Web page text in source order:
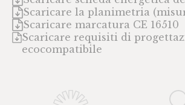
Scaricare la planimetria
Scaricare marcatura CE 16510
Scaricare requisiti di
ecocompatibile